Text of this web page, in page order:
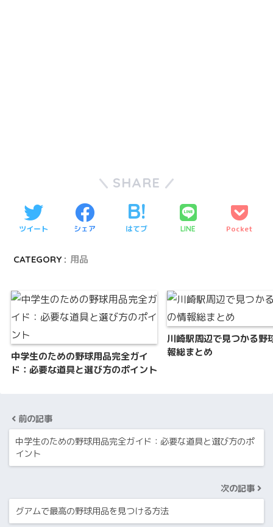
SHARE
ツイート シェア はてブ LINE Pocket
CATEGORY : 用品
中学生のための野球用品完全ガイ
ド：必要な道具と選び方のポイント
川崎駅周辺で見つかる野
報総まとめ
前の記事
中学生のための野球用品完全ガイド：必要な道具と選び方のポ
イント
次の記事
グアムで最高の野球用品を見つける方法